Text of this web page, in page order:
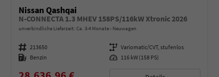
Nissan Qashqai
N-CONNECTA 1.3 MHEV 158PS/116kW Xtronic 2026
unverbindliche Lieferzeit: Ca. 3-4 Monate Neuwagen
Fahrzeugnummer 213650 Getriebe Variomatic/CVT, stufenlos
Kraftstoff Benzin Leistung 116 kW (158 PS)